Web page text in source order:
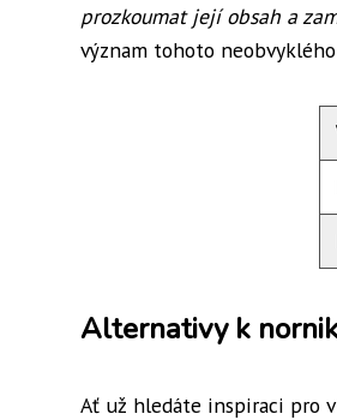
prozkoumat její obsah a
význam tohoto
Alternativy k
Ať už hledáte inspiraci pro